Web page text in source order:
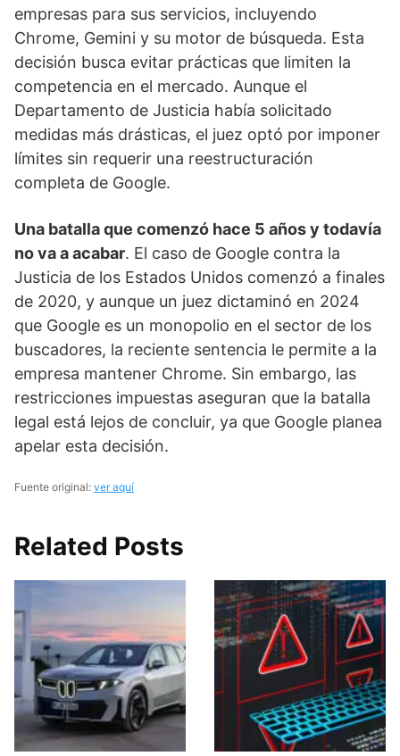
empresas para sus servicios, incluyendo
Chrome, Gemini y su motor de búsqueda. Esta
decisión busca evitar prácticas que limiten la
competencia en el mercado. Aunque el
Departamento de Justicia había solicitado
medidas más drásticas, el juez optó por imponer
límites sin requerir una reestructuración
completa de Google.
Una batalla que comenzó hace 5 años y todavía
no va a acabar. El caso de Google contra la
Justicia de los Estados Unidos comenzó a finales
de 2020, y aunque un juez dictaminó en 2024
que Google es un monopolio en el sector de los
buscadores, la reciente sentencia le permite a la
empresa mantener Chrome. Sin embargo, las
restricciones impuestas aseguran que la batalla
legal está lejos de concluir, ya que Google planea
apelar esta decisión.
Fuente original: ver aquí
Related Posts